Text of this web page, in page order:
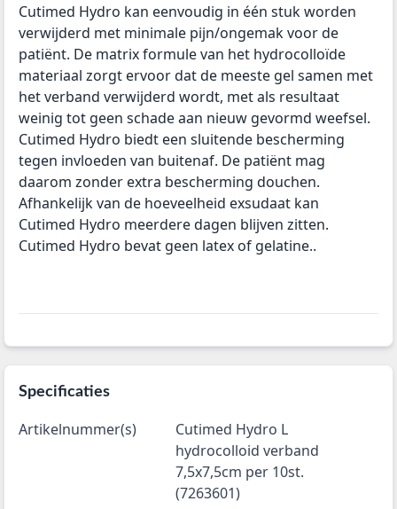
Cutimed Hydro kan eenvoudig in één stuk worden
verwijderd met minimale pijn/ongemak voor de
patiënt. De matrix formule van het hydrocolloïde
materiaal zorgt ervoor dat de meeste gel samen met
het verband verwijderd wordt, met als resultaat
weinig tot geen schade aan nieuw gevormd weefsel.
Cutimed Hydro biedt een sluitende bescherming
tegen invloeden van buitenaf. De patiënt mag
daarom zonder extra bescherming douchen.
Afhankelijk van de hoeveelheid exsudaat kan
Cutimed Hydro meerdere dagen blijven zitten.
Cutimed Hydro bevat geen latex of gelatine..
Specificaties
Artikelnummer(s)
Cutimed Hydro L
hydrocolloid verband
7,5x7,5cm per 10st.
(7263601)